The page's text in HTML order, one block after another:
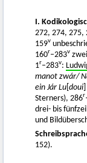
I.
272, 274, 275,
159v
160r–283v
1r–283v:
manot zwár/
ein Jár Lu doui
Sterners), 286r
drei- bis
und
152).